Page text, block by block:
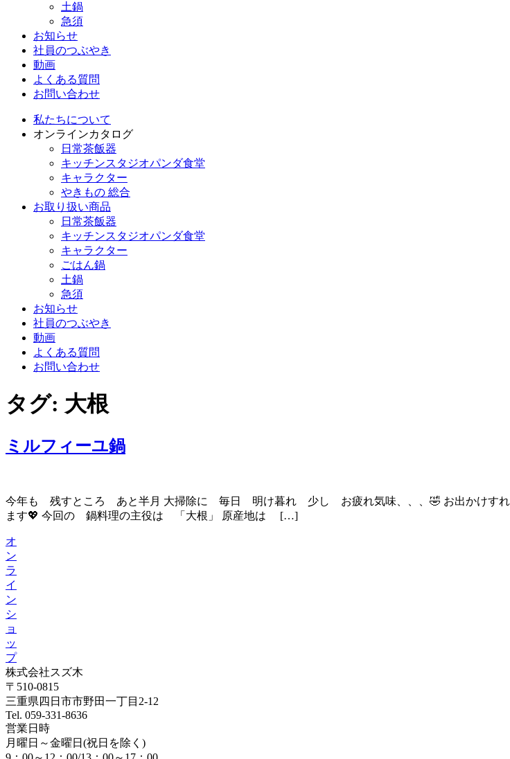
土鍋
急須
お知らせ
社員のつぶやき
動画
よくある質問
お問い合わせ
私たちについて
オンラインカタログ
日常茶飯器
キッチンスタジオパンダ食堂
キャラクター
やきもの 総合
お取り扱い商品
日常茶飯器
キッチンスタジオパンダ食堂
キャラクター
ごはん鍋
土鍋
急須
お知らせ
社員のつぶやき
動画
よくある質問
お問い合わせ
タグ: 大根
ミルフィーユ鍋
今年も 残すところ あと半月 大掃除に 毎日 明け暮れ 少し お疲れ気味、、、🤣 お出かけ
ます💖 今回の 鍋料理の主役は 「大根」 原産地は […]
オ
ン
ラ
イ
ン
シ
ョ
ッ
プ
株式会社スズ木
〒510-0815
三重県四日市市野田一丁目2-12
Tel. 059-331-8636
営業日時
月曜日～金曜日(祝日を除く)